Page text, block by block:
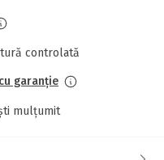
controlată
garanție
mulțumit